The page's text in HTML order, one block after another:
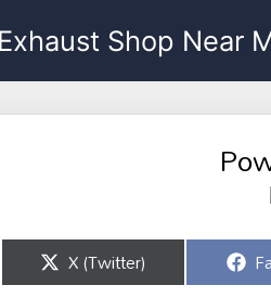
Share
on
X (Twitter) on